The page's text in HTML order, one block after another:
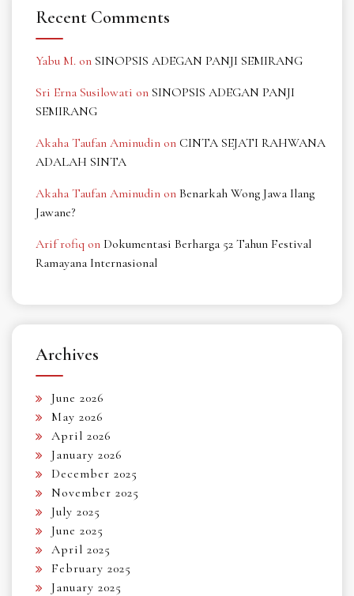
Recent Comments
Yabu M. on SINOPSIS ADEGAN PANJI SEMIRANG
Sri Erna Susilowati on SINOPSIS ADEGAN PANJI
SEMIRANG
Akaha Taufan Aminudin on CINTA SEJATI RAHWANA
ADALAH SINTA
Akaha Taufan Aminudin on Benarkah Wong Jawa Ilang
Jawane?
Arif rofiq on Dokumentasi Berharga 52 Tahun Festival
Ramayana Internasional
Archives
June 2026
May 2026
April 2026
January 2026
December 2025
November 2025
July 2025
June 2025
April 2025
February 2025
January 2025